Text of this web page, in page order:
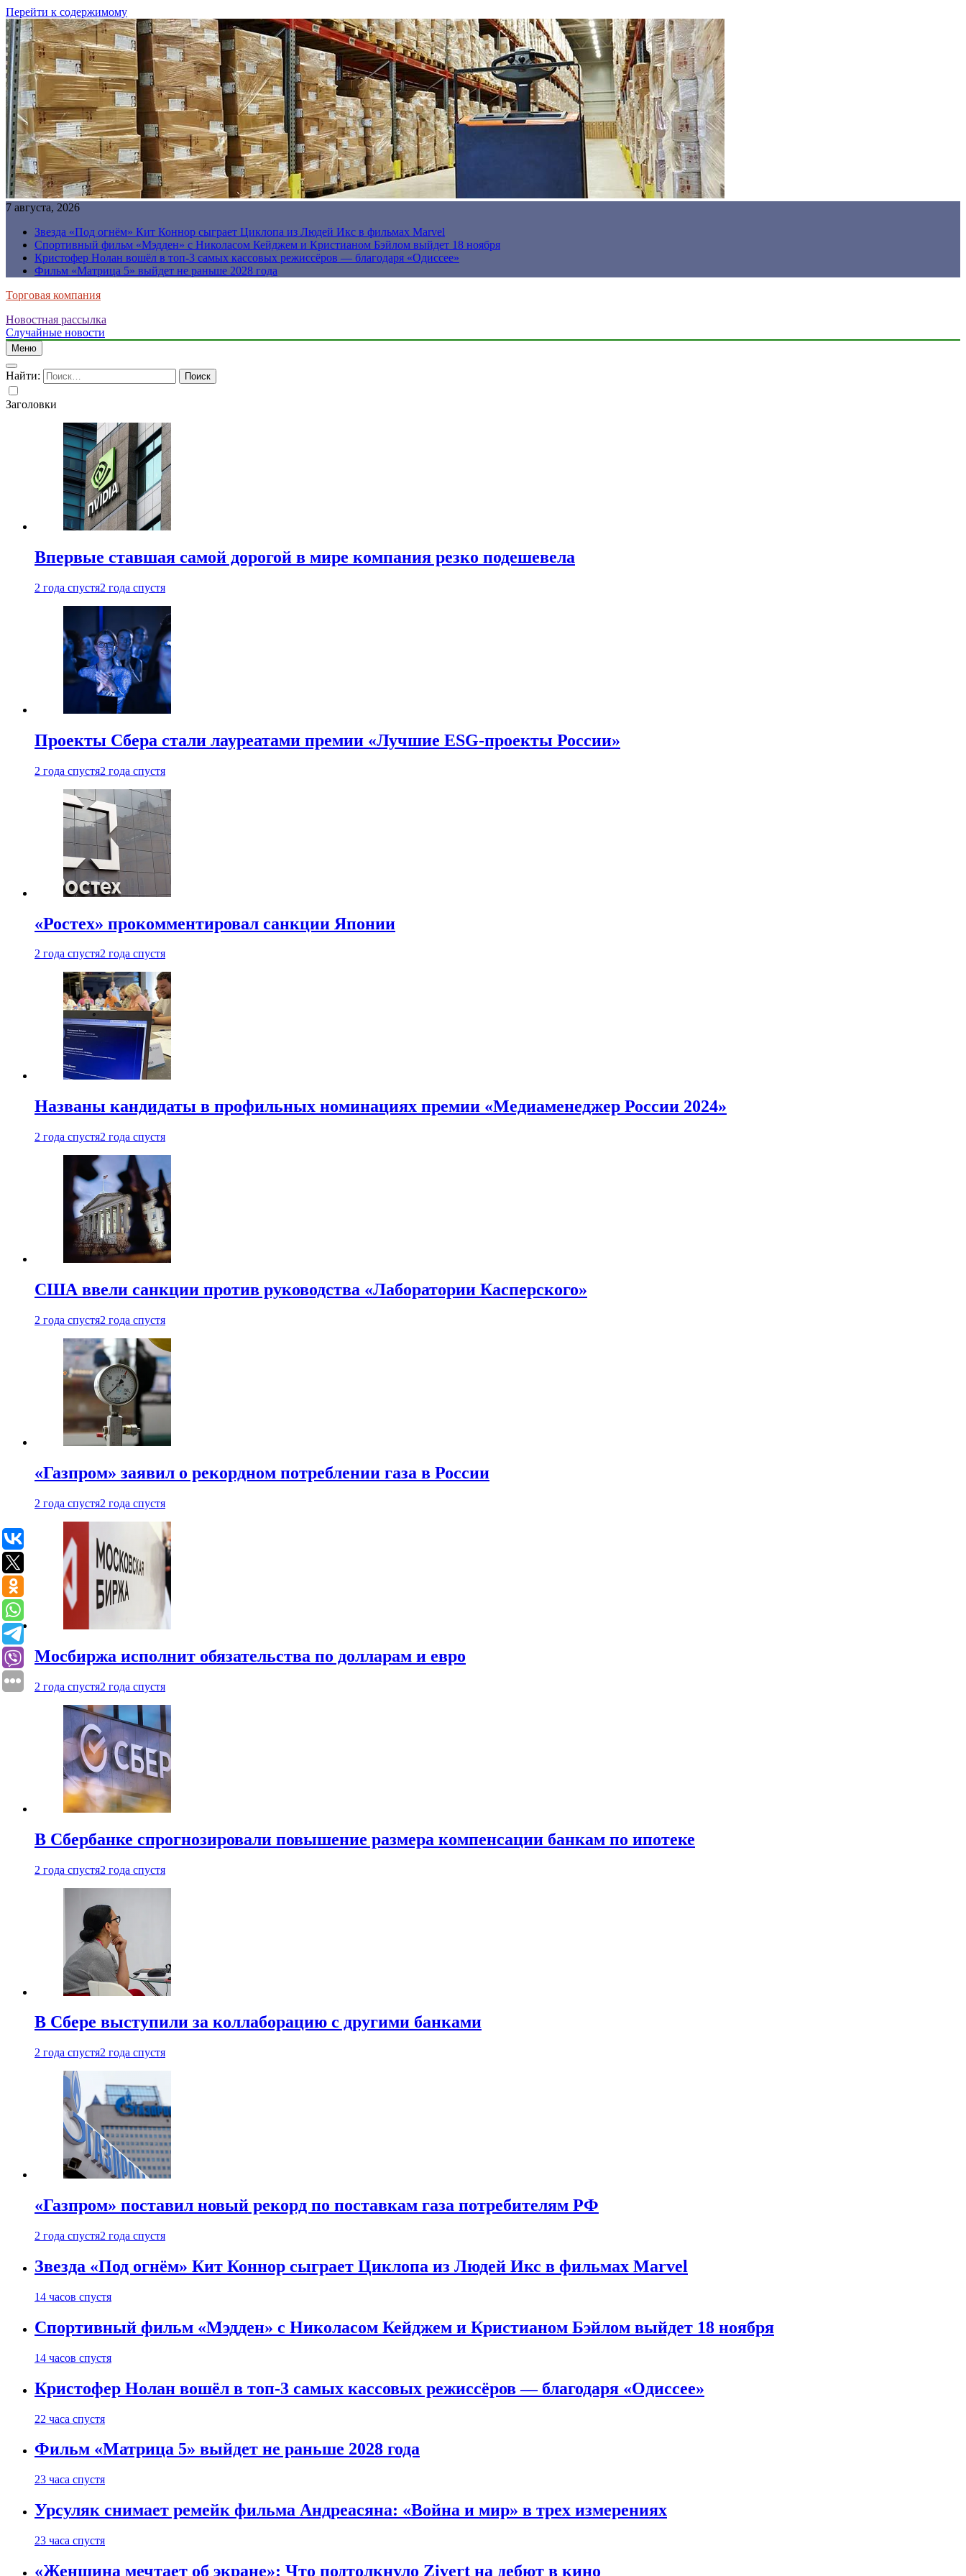
Перейти к содержимому
7 августа, 2026
Звезда «Под огнём» Кит Коннор сыграет Циклопа из Людей Икс в фильмах Marvel
Спортивный фильм «Мэдден» с Николасом Кейджем и Кристианом Бэйлом выйдет 18 ноября
Кристофер Нолан вошёл в топ-3 самых кассовых режиссёров — благодаря «Одиссее»
Фильм «Матрица 5» выйдет не раньше 2028 года
Торговая компания
Новостная рассылка
Случайные новости
Меню
Найти:
Заголовки
Впервые ставшая самой дорогой в мире компания резко подешевела
2 года спустя2 года спустя
Проекты Сбера стали лауреатами премии «Лучшие ESG-проекты России»
2 года спустя2 года спустя
«Ростех» прокомментировал санкции Японии
2 года спустя2 года спустя
Названы кандидаты в профильных номинациях премии «Медиаменеджер России 2024»
2 года спустя2 года спустя
США ввели санкции против руководства «Лаборатории Касперского»
2 года спустя2 года спустя
«Газпром» заявил о рекордном потреблении газа в России
2 года спустя2 года спустя
Мосбиржа исполнит обязательства по долларам и евро
2 года спустя2 года спустя
В Сбербанке спрогнозировали повышение размера компенсации банкам по ипотеке
2 года спустя2 года спустя
В Сбере выступили за коллаборацию с другими банками
2 года спустя2 года спустя
«Газпром» поставил новый рекорд по поставкам газа потребителям РФ
2 года спустя2 года спустя
Звезда «Под огнём» Кит Коннор сыграет Циклопа из Людей Икс в фильмах Marvel
14 часов спустя
Спортивный фильм «Мэдден» с Николасом Кейджем и Кристианом Бэйлом выйдет 18 ноября
14 часов спустя
Кристофер Нолан вошёл в топ-3 самых кассовых режиссёров — благодаря «Одиссее»
22 часа спустя
Фильм «Матрица 5» выйдет не раньше 2028 года
23 часа спустя
Урсуляк снимает ремейк фильма Андреасяна: «Война и мир» в трех измерениях
23 часа спустя
«Женщина мечтает об экране»: Что подтолкнуло Zivert на дебют в кино